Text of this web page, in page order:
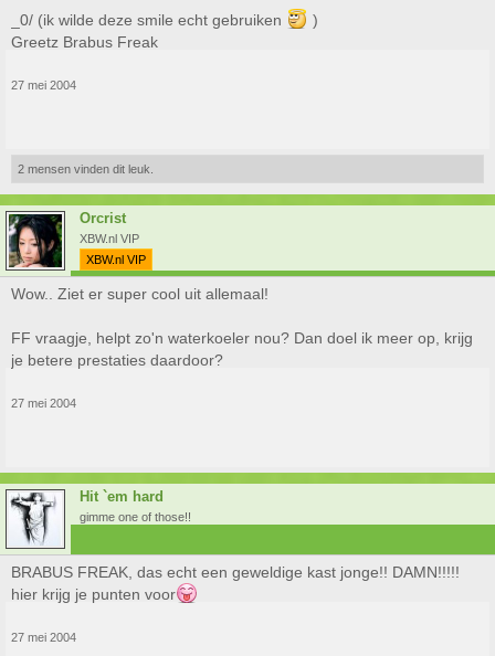
_0/ (ik wilde deze smile echt gebruiken
)
Greetz Brabus Freak
27 mei 2004
2 mensen vinden dit leuk.
Orcrist
XBW.nl VIP
XBW.nl VIP
Wow.. Ziet er super cool uit allemaal!
FF vraagje, helpt zo'n waterkoeler nou? Dan doel ik meer op, krijg
je betere prestaties daardoor?
27 mei 2004
Hit `em hard
gimme one of those!!
BRABUS FREAK, das echt een geweldige kast jonge!! DAMN!!!!!
hier krijg je punten voor
27 mei 2004